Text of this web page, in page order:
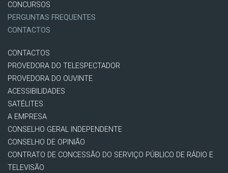
CONCURSOS
PERGUNTAS FREQUENTES
CONTACTOS
CONTACTOS
PROVEDORA DO TELESPECTADOR
PROVEDORA DO OUVINTE
ACESSIBILIDADES
SATÉLITES
A EMPRESA
CONSELHO GERAL INDEPENDENTE
CONSELHO DE OPINIÃO
CONTRATO DE CONCESSÃO DO SERVIÇO PÚBLICO DE RÁDIO E
TELEVISÃO